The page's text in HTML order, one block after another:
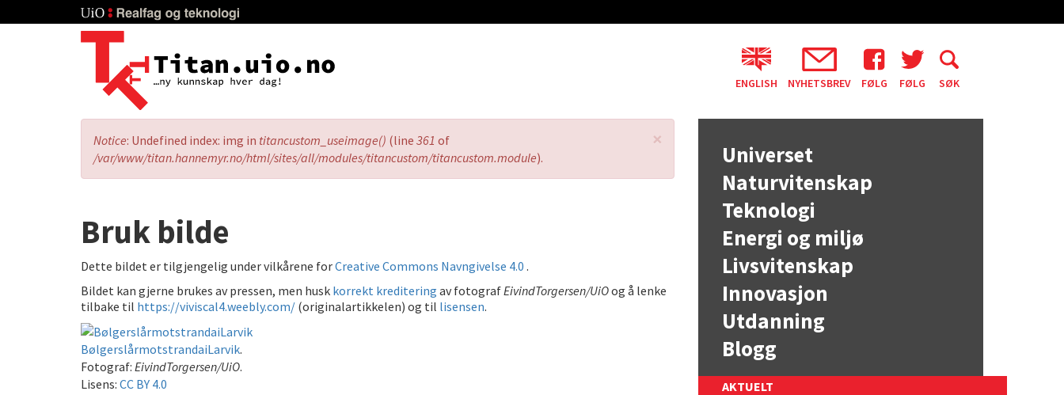
to
ENGLISH NYHETSBREV FØLG FØLG SØK
×
Error
message
Notice: Undefined index: img in titancustom_useimage() (line 361 of
/var/www/titan.hannemyr.no/html/sites/all/modules/titancustom/titancustom.module).
Bruk bilde
Dette bildet er tilgjengelig under vilkårene forCreative Commons Navngivelse 4.0 .
Bildet kan gjerne brukes av pressen, men husk korrekt kreditering av fotografEivindTorgersen/UiOog å lenke
tilbake til https://viviscal4.weebly.com/ (originalartikkelen) og til lisensen.
BølgerslårmotstrandaiLarvik.
Fotograf: EivindTorgersen/UiO.
Lisens: CC BY 4.0
Universet
Naturvitenskap
Teknologi
Energi og miljø
Livsvitenskap
Innovasjon
Utdanning
Blogg
AKTUELT